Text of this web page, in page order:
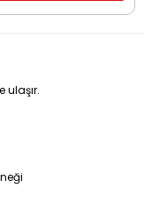
ulaşır.